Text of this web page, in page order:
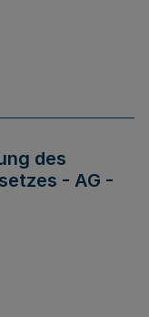
des
- AG -